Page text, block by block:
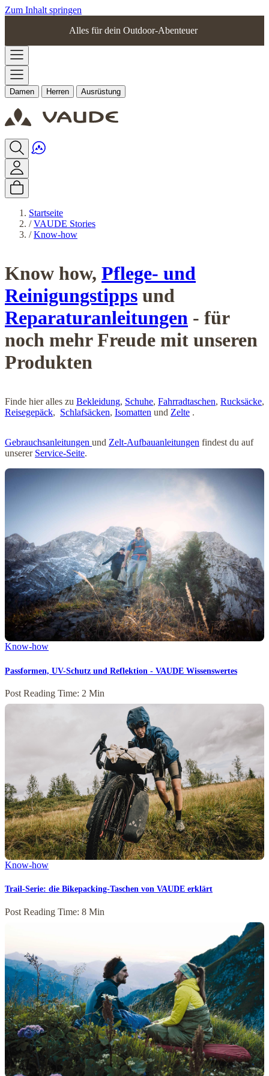
Zum Inhalt springen
Alles für dein Outdoor-Abenteuer
Damen Herren Ausrüstung
Startseite
/ VAUDE Stories
/ Know-how
Know how, Pflege- und
Reinigungstipps und
Reparaturanleitungen - für
noch mehr Freude mit unseren
Produkten
Finde hier alles zu Bekleidung, Schuhe, Fahrradtaschen, Rucksäcke,
Reisegepäck, Schlafsäcken, Isomatten und Zelte .
Gebrauchsanleitungen und Zelt-Aufbauanleitungen findest du auf
unserer Service-Seite.
Know-how
Passformen, UV-Schutz und Reflektion - VAUDE Wissenswertes
Post Reading Time: 2 Min
Know-how
Trail-Serie: die Bikepacking-Taschen von VAUDE erklärt
Post Reading Time: 8 Min